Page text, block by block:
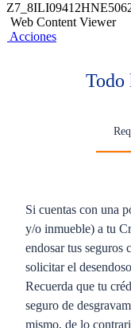
Web Content Viewer
Acciones
Todo
Si cuentas con una
y/o inmueble) a tu
endosar tus seguros
solicitar el
Recuerda que tu
seguro de
mismo, de lo